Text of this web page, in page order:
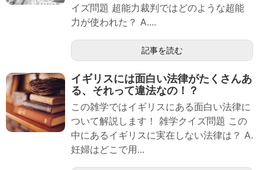
イズ問題 超能力裁判ではどのような超能
力が使われた？ A....
記事を読む
イギリスには面白い法律がたくさんあ
る、それって違法なの！？
この雑学ではイギリスにある面白い法律に
ついて解説します！ 雑学クイズ問題 この
中にあるイギリスに実在しない法律は？ A.
妊婦はどこで用...